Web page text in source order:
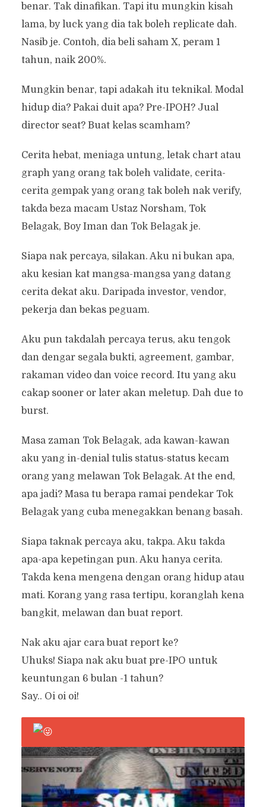
benar. Tak dinafikan. Tapi itu mungkin kisah
lama, by luck yang dia tak boleh replicate dah.
Nasib je. Contoh, dia beli saham X, peram 1
tahun, naik 200%.
Mungkin benar, tapi adakah itu teknikal. Modal
hidup dia? Pakai duit apa? Pre-IPOH? Jual
director seat? Buat kelas scamham?
Cerita hebat, meniaga untung, letak chart atau
graph yang orang tak boleh validate, cerita-
cerita gempak yang orang tak boleh nak verify,
takda beza macam Ustaz Norsham, Tok
Belagak, Boy Iman dan Tok Belagak je.
Siapa nak percaya, silakan. Aku ni bukan apa,
aku kesian kat mangsa-mangsa yang datang
cerita dekat aku. Daripada investor, vendor,
pekerja dan bekas peguam.
Aku pun takdalah percaya terus, aku tengok
dan dengar segala bukti, agreement, gambar,
rakaman video dan voice record. Itu yang aku
cakap sooner or later akan meletup. Dah due to
burst.
Masa zaman Tok Belagak, ada kawan-kawan
aku yang in-denial tulis status-status kecam
orang yang melawan Tok Belagak. At the end,
apa jadi? Masa tu berapa ramai pendekar Tok
Belagak yang cuba menegakkan benang basah.
Siapa taknak percaya aku, takpa. Aku takda
apa-apa kepetingan pun. Aku hanya cerita.
Takda kena mengena dengan orang hidup atau
mati. Korang yang rasa tertipu, koranglah kena
bangkit, melawan dan buat report.
Nak aku ajar cara buat report ke?
Uhuks! Siapa nak aku buat pre-IPO untuk
keuntungan 6 bulan -1 tahun?
Say.. Oi oi oi!